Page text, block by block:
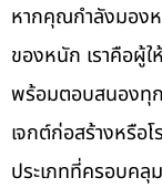
หากคุณกำลังมอง
ของหนัก เราคือผู้
พร้อมตอบสนองทุก
เจกต์ก่อสร้างหรือ
ประเภทที่ครอบคลุ